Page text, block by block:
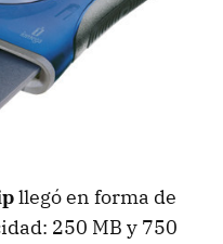
llegó en forma de
250 MB y 750